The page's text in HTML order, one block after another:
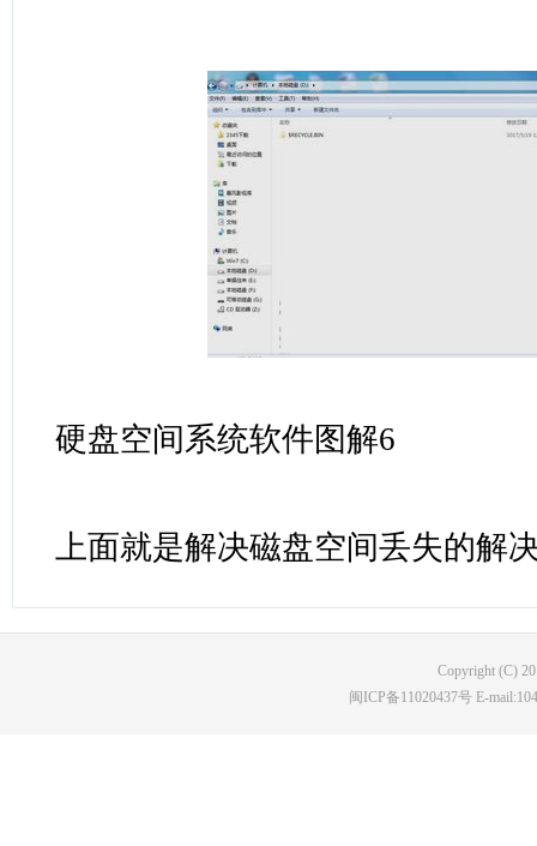
硬盘空间系统软件图解6
上面就是解决磁盘空间丢失的解
Copyright (C)
闽ICP备11020437号 E-